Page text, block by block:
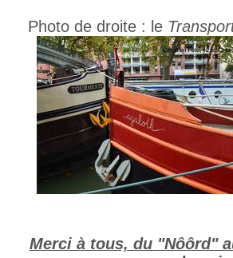
Photo de droite : le
Merci à tous, du "Nôôrd"